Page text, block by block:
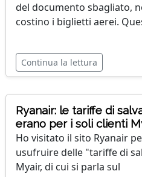
del documento sbagliato,
costino i biglietti aerei.
Continua la lettura
Ryanair: le tariffe di
erano per i soli clienti
Ho visitato il sito Ryanair
usufruire delle "tariffe di
Myair, di cui si parla sul